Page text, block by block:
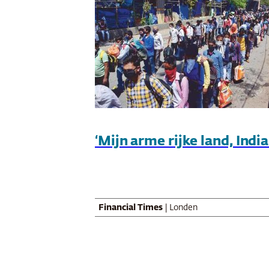
‘Mijn arme rijke land,
Financial Times | Londen